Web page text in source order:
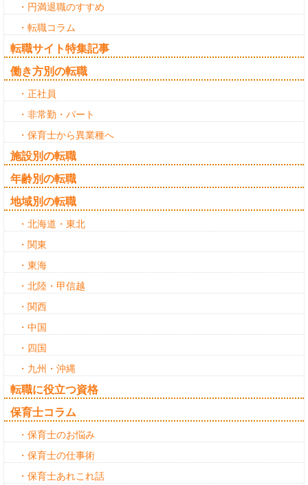
・円満退職のすすめ
・転職コラム
転職サイト特集記事
働き方別の転職
・正社員
・非常勤・パート
・保育士から異業種へ
施設別の転職
年齢別の転職
地域別の転職
・北海道・東北
・関東
・東海
・北陸・甲信越
・関西
・中国
・四国
・九州・沖縄
転職に役立つ資格
保育士コラム
・保育士のお悩み
・保育士の仕事術
・保育士あれこれ話